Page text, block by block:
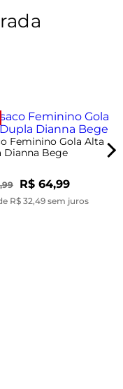
Feminino Gola Alta
Dianna Bege
R$ 64,99
R$ 32,49 sem juros